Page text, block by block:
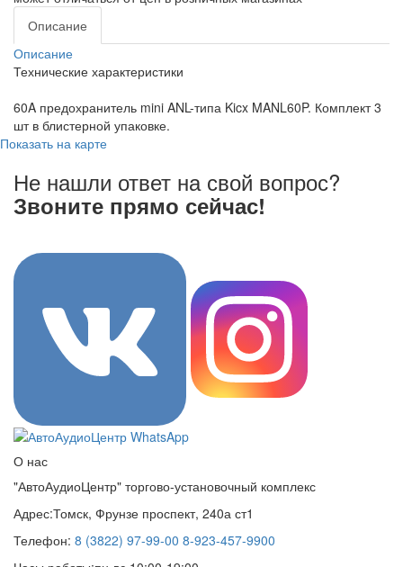
Описание
Описание
Технические характеристики
60A предохранитель mini ANL-типа Kicx MANL60P. Комплект 3
шт в блистерной упаковке.
Показать на карте
Не нашли ответ на свой вопрос?
Звоните прямо сейчас!
О нас
"АвтоАудиоЦентр" торгово-установочный комплекс
Адрес:Томск, Фрунзе проспект, 240а ст1
Телефон: 8 (3822) 97-99-00 8-923-457-9900